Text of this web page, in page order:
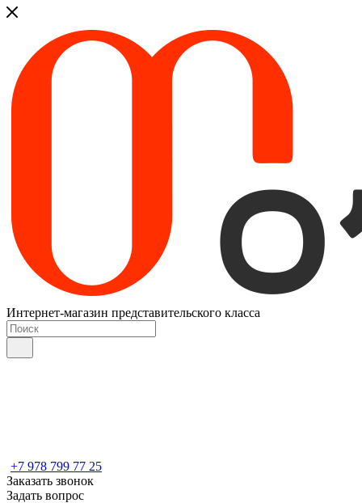
Интернет-магазин представительского класса
+7 978 799 77 25
Заказать звонок
Задать вопрос